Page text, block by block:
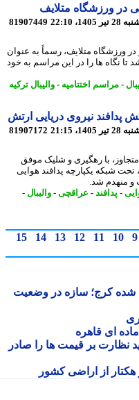
ورزشگاه متلایف
81907449
متلایف، رسماً به عنوان
ها را در این مراسم به خود
مراسم اختتامیه-والیبال ترکیه
نیروی دریایی ارتش
81907172
با رهگیری و شلیک موفق
شبکه یکپارچه پدافند هوایی
شد.
پدافند-عراقچی-والیبال-
10
11
12
13
14
15
کرج؛ سازه در وضعیت
بر قیمت ها را صادر